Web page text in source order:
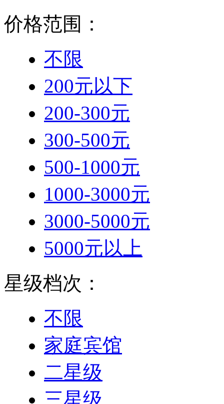
价格范围：
不限
200元以下
200-300元
300-500元
500-1000元
1000-3000元
3000-5000元
5000元以上
星级档次：
不限
家庭宾馆
二星级
三星级